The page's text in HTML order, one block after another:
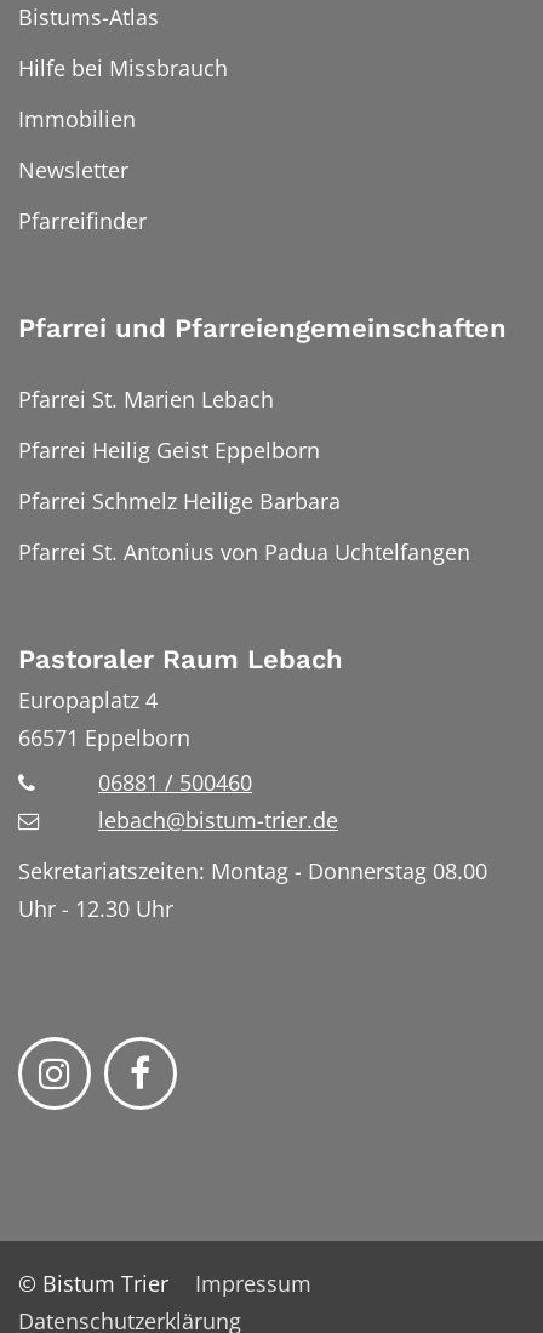
Bistums-Atlas
Hilfe bei Missbrauch
Immobilien
Newsletter
Pfarreifinder
Pfarrei und Pfarreiengemeinschaften
Pfarrei St. Marien Lebach
Pfarrei Heilig Geist Eppelborn
Pfarrei Schmelz Heilige Barbara
Pfarrei St. Antonius von Padua Uchtelfangen
Pastoraler Raum Lebach
Europaplatz 4
66571 Eppelborn
06881 / 500460
lebach@bistum-trier.de
Sekretariatszeiten: Montag - Donnerstag 08.00
Uhr - 12.30 Uhr
© Bistum Trier
Impressum
Datenschutzerklärung